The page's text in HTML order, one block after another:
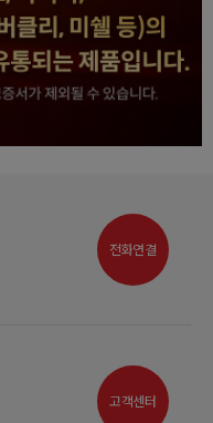
전화연결
고객센터